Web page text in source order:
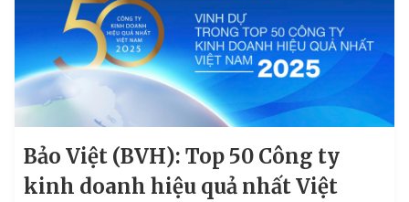
Bảo Việt (BVH): Top 50 Công ty
kinh doanh hiệu quả nhất Việt